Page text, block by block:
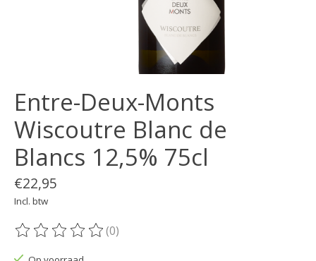
Entre-Deux-Monts
Wiscoutre Blanc de
Blancs 12,5% 75cl
€22,95
Incl. btw
De beoordeling van dit product is
(0)